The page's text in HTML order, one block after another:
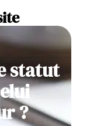
statut
?